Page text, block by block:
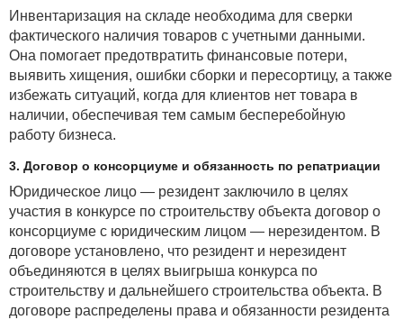
Инвентаризация на складе необходима для сверки
фактического наличия товаров с учетными данными.
Она помогает предотвратить финансовые потери,
выявить хищения, ошибки сборки и пересортицу, а также
избежать ситуаций, когда для клиентов нет товара в
наличии, обеспечивая тем самым бесперебойную
работу бизнеса.
3. Договор о консорциуме и обязанность по репатриации
Юридическое лицо — резидент заключило в целях
участия в конкурсе по строительству объекта договор о
консорциуме с юридическим лицом — нерезидентом. В
договоре установлено, что резидент и нерезидент
объединяются в целях выигрыша конкурса по
строительству и дальнейшего строительства объекта. В
договоре распределены права и обязанности резидента